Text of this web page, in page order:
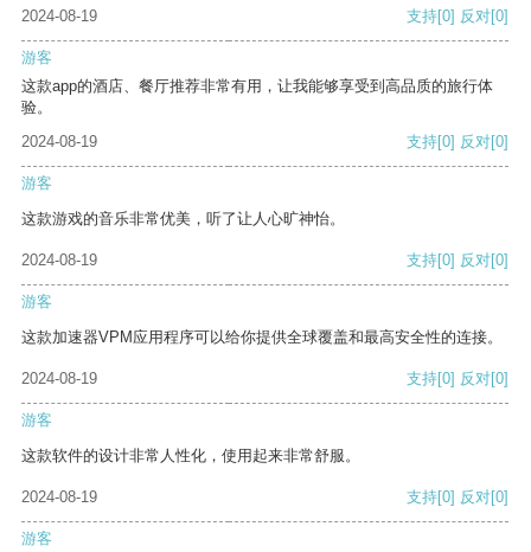
2024-08-19
支持[0] 反对[0]
游客
这款app的酒店、餐厅推荐非常有用，让我能够享受到高品质的旅行体
验。
2024-08-19
支持[0] 反对[0]
游客
这款游戏的音乐非常优美，听了让人心旷神怡。
2024-08-19 支持[0] 反对[0]
游客
这款加速器VPM应用程序可以给你提供全球覆盖和最高安全性的连接。
2024-08-19 支持[0] 反对[0]
游客
这款软件的设计非常人性化，使用起来非常舒服。
2024-08-19 支持[0] 反对[0]
游客